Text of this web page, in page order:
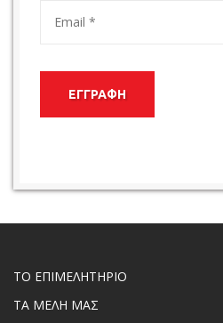
ΕΓΓΡΑΦΗ
ΤΟ ΕΠΙΜΕΛΗΤΗΡΙΟ
ΤΑ ΜΕΛΗ ΜΑΣ